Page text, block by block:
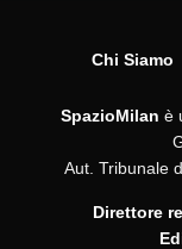
Chi Siamo
SpazioMilan è
Aut. Tribunale
Direttore